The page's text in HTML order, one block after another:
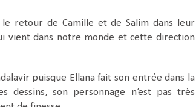
le retour de Camille et de Salim dans leur
vient dans notre monde et cette direction
puisque Ellana fait son entrée dans la
dessins, son personnage n’est pas très